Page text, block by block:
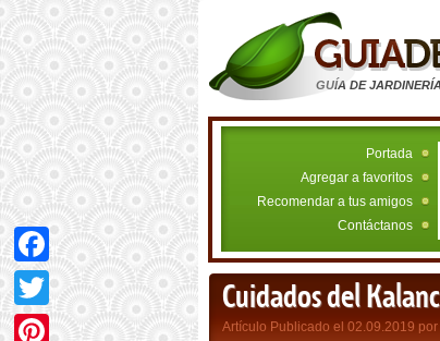
GUÍA DE JARDINERÍA
Portada
Agregar a favoritos
Recomendar a tus amigos
Contáctanos
Cuidados del
Artículo Publicado el 02.09.2019 por
Facebook
Twitter